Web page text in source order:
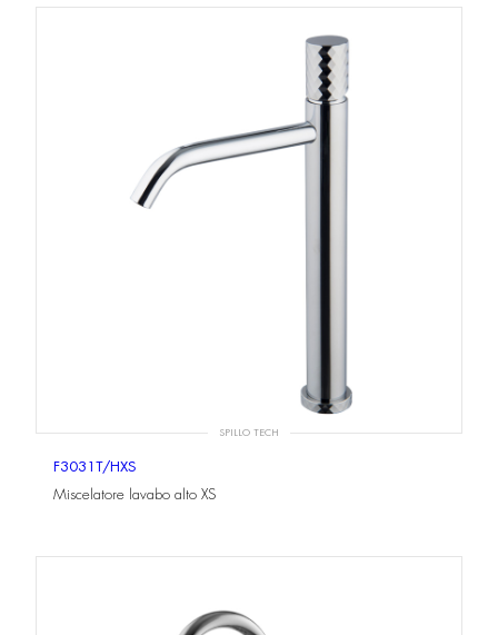
SPILLO TECH
F3031T/HXS
Miscelatore lavabo alto XS